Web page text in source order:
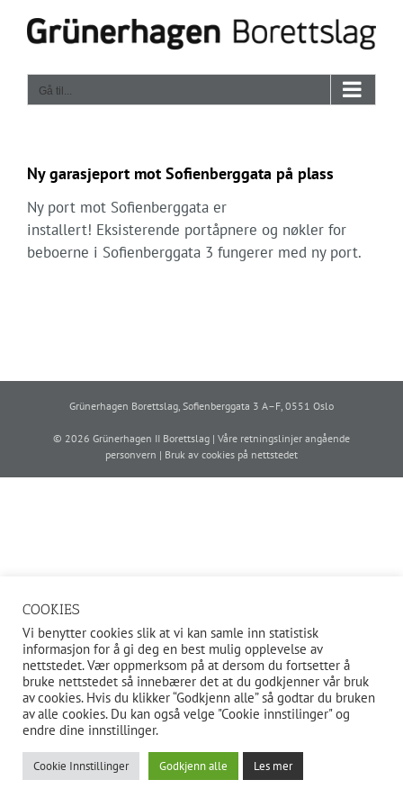
Gå til...
Ny garasjeport mot Sofienberggata på plass
Ny port mot Sofienberggata er
installert! Eksisterende portåpnere og nøkler for
beboerne i Sofienberggata 3 fungerer med ny port.
Grünerhagen Borettslag, Sofienberggata 3 A–F, 0551 Oslo
© 2026 Grünerhagen II Borettslag | Våre retningslinjer angående
personvern | Bruk av cookies på nettstedet
COOKIES
Vi benytter cookies slik at vi kan samle inn statistisk
informasjon for å gi deg en best mulig opplevelse av
nettstedet. Vær oppmerksom på at dersom du fortsetter å
bruke nettstedet så innebærer det at du godkjenner vår bruk
av cookies. Hvis du klikker “Godkjenn alle” så godtar du bruken
av alle cookies. Du kan også velge "Cookie innstilinger" og
endre dine innstillinger.
Cookie Innstillinger Godkjenn alle Les mer